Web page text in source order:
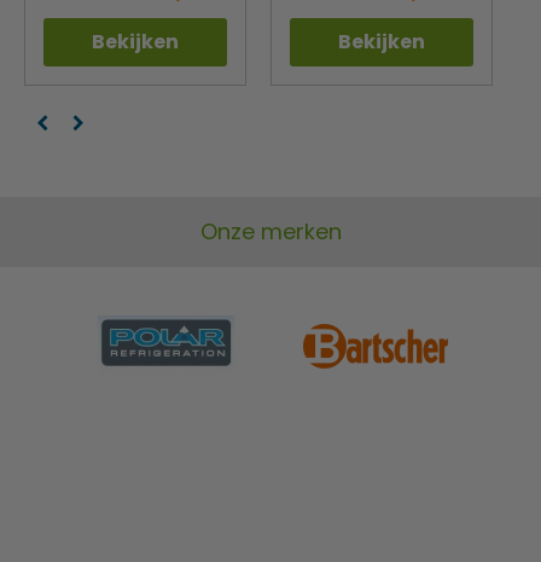
voorrijkosten.
Bekijken Bekijken
Onze merken